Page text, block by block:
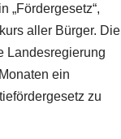
„Fördergesetz“,
aller Bürger. Die
Landesregierung
ein
zu